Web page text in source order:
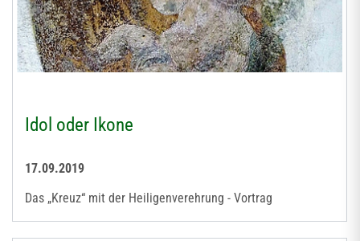
Idol oder Ikone
17.09.2019
Das „Kreuz“ mit der Heiligenverehrung - Vortrag